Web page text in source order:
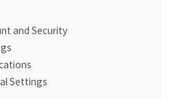
and Security
Settings